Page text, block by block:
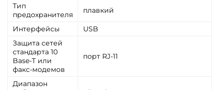
Тип
предохранителя
плавкий
Интерфейсы
USB
Защита сетей
стандарта 10
Base-T или
факс-модемов
порт RJ-11
Диапазон